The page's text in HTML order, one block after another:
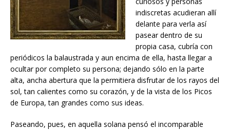
indiscretas acudieran allí
delante para verla así
pasear dentro de su
propia casa, cubría con
periódicos la balaustrada y aun encima de ella, hasta llegar a
ocultar por completo su persona; dejando sólo en la parte
alta, ancha abertura que la permitiera disfrutar de los rayos del
sol, tan calientes como su corazón, y de la vista de los Picos
de Europa, tan grandes como sus ideas.
Paseando, pues, en aquella solana pensó el incomparable